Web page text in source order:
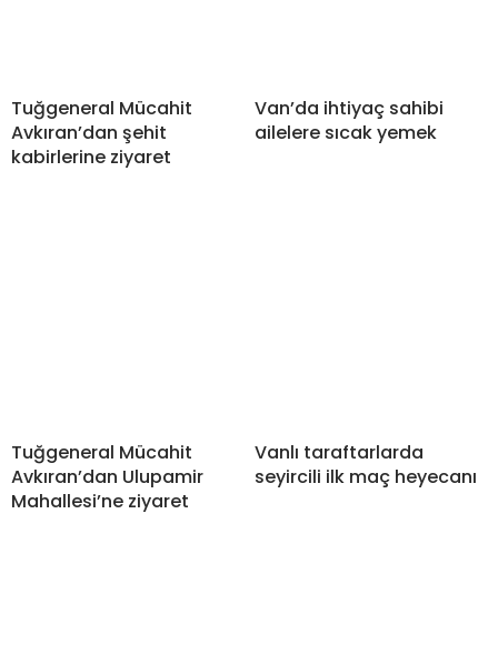
Tuğgeneral Mücahit
Avkıran’dan şehit
kabirlerine ziyaret
Van’da ihtiyaç sahibi
ailelere sıcak yemek
Tuğgeneral Mücahit
Avkıran’dan Ulupamir
Mahallesi’ne ziyaret
Vanlı taraftarlarda
seyircili ilk maç heyecanı